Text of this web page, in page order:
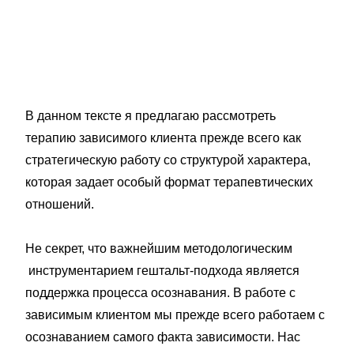
В данном тексте я предлагаю рассмотреть
терапию зависимого клиента прежде всего как
стратегическую работу со структурой характера,
которая задает особый формат терапевтических
отношений.
Не секрет, что важнейшим методологическим
инструментарием гештальт-подхода является
поддержка процесса осознавания. В работе с
зависимым клиентом мы прежде всего работаем с
осознаванием самого факта зависимости. Нас